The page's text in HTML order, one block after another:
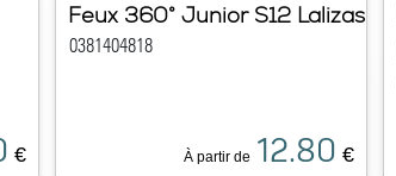
€
Feux 360° Junior S12 Lalizas
0381404818
À partir de 12.80 €